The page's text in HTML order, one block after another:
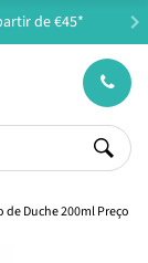
de €45*
Duche 200ml Preço